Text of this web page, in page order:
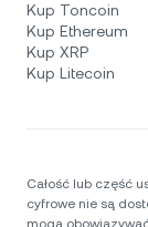
Kup Toncoin
Kup Ethereum
Kup XRP
Kup Litecoin
Całość lub część
cyfrowe nie są
mogą